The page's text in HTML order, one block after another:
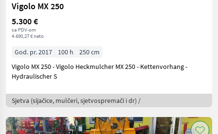
Vigolo MX 250
5.300 €
sa PDV-om
4.690,27 € neto
God. pr. 2017 100 h
250 cm
Vigolo MX 250 - Vigolo Heckmulcher MX 250 - Kettenvorhang -
Hydraulischer S
Sjetva (sijačice, mulčeri, sjetvospremači i dr) /